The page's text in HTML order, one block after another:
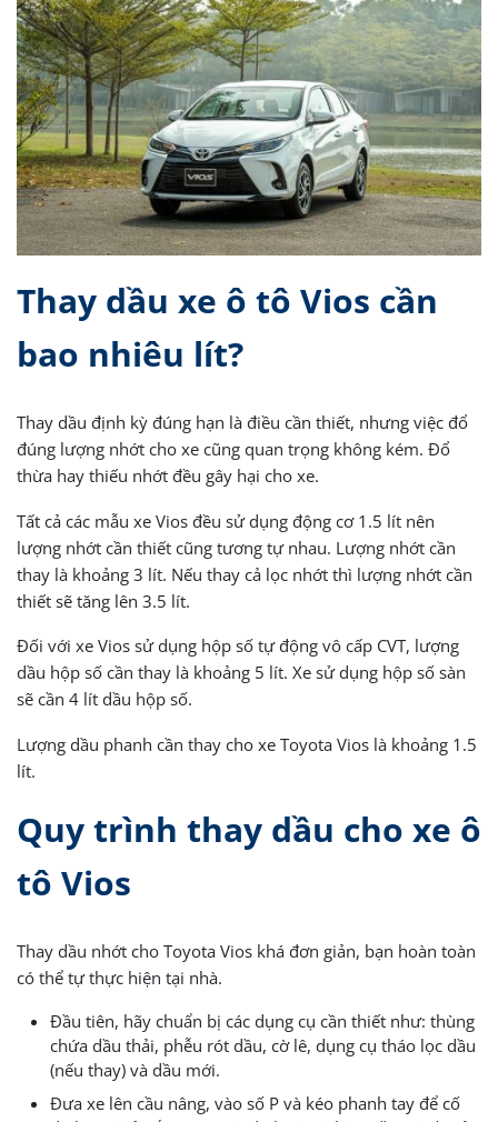
Thay dầu xe ô tô Vios cần
bao nhiêu lít?
Thay dầu định kỳ đúng hạn là điều cần thiết, nhưng việc đổ
đúng lượng nhớt cho xe cũng quan trọng không kém. Đổ
thừa hay thiếu nhớt đều gây hại cho xe.
Tất cả các mẫu xe Vios đều sử dụng động cơ 1.5 lít nên
lượng nhớt cần thiết cũng tương tự nhau. Lượng nhớt cần
thay là khoảng 3 lít. Nếu thay cả lọc nhớt thì lượng nhớt cần
thiết sẽ tăng lên 3.5 lít.
Đối với xe Vios sử dụng hộp số tự động vô cấp CVT, lượng
dầu hộp số cần thay là khoảng 5 lít. Xe sử dụng hộp số sàn
sẽ cần 4 lít dầu hộp số.
Lượng dầu phanh cần thay cho xe Toyota Vios là khoảng 1.5
lít.
Quy trình thay dầu cho xe ô
tô Vios
Thay dầu nhớt cho Toyota Vios khá đơn giản, bạn hoàn toàn
có thể tự thực hiện tại nhà.
Đầu tiên, hãy chuẩn bị các dụng cụ cần thiết như: thùng
chứa dầu thải, phễu rót dầu, cờ lê, dụng cụ tháo lọc dầu
(nếu thay) và dầu mới.
Đưa xe lên cầu nâng, vào số P và kéo phanh tay để cố